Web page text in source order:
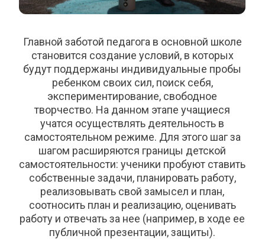
Главной заботой педагога в основной школе
становится создание условий, в которых
будут поддержаны индивидуальные пробы
ребенком своих сил, поиск себя,
экспериментирование, свободное
творчество. На данном этапе учащиеся
учатся осуществлять деятельность в
самостоятельном режиме. Для этого шаг за
шагом расширяются границы детской
самостоятельности: ученики пробуют ставить
собственные задачи, планировать работу,
реализовывать свой замысел и план,
соотносить план и реализацию, оценивать
работу и отвечать за нее (например, в ходе ее
публичной презентации, защиты).